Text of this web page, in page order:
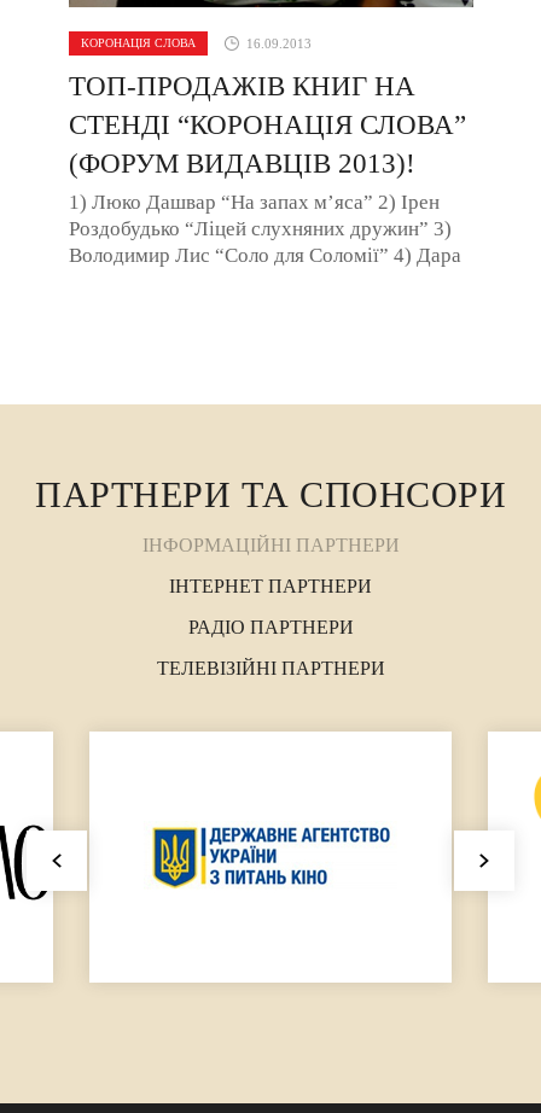
КОРОНАЦІЯ СЛОВА 16.09.2013
ТОП-ПРОДАЖІВ КНИГ НА
СТЕНДІ “КОРОНАЦІЯ СЛОВА”
(ФОРУМ ВИДАВЦІВ 2013)!
1) Люко Дашвар “На запах м’яса” 2) Ірен
Роздобудько “Ліцей слухняних дружин” 3)
Володимир Лис “Соло для Соломії” 4) Дара
ПАРТНЕРИ ТА СПОНСОРИ
ІНФОРМАЦІЙНІ ПАРТНЕРИ
ІНТЕРНЕТ ПАРТНЕРИ
РАДІО ПАРТНЕРИ
ТЕЛЕВІЗІЙНІ ПАРТНЕРИ